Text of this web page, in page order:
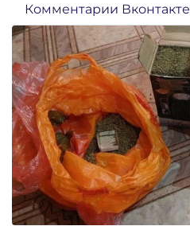
Комментарии Вконтакте